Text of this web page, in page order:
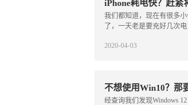
iPhone耗电快？赶紧
我们都知道，现在有很多
了，一天老是要充好几次
2020-04-03
不想使用Win10？那
经查询我们发现Windows